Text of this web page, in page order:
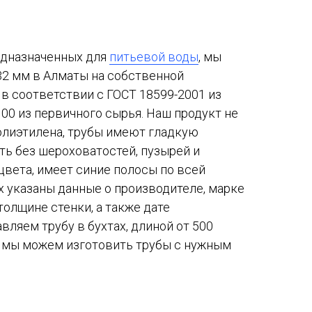
для питьевой воды, мы
мм в Алматы на собственной
соответствии с ГОСТ 18599-2001 из
из первичного сырья. Наш продукт не
трубы имеют гладкую
без шероховатостей, пузырей и
имеет синие полосы по всей
указаны данные о производителе, марке
стенки, а также дате
трубу в бухтах, длиной от 500
мы можем изготовить трубы с нужным